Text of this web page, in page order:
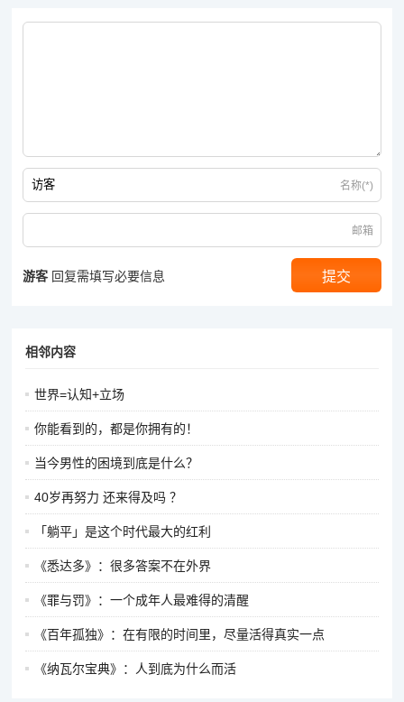
名称(*)
邮箱
游客 回复需填写必要信息
相邻内容
世界=认知+立场
你能看到的，都是你拥有的！
当今男性的困境到底是什么？
40岁再努力 还来得及吗 ？
「躺平」是这个时代最大的红利
《悉达多》：很多答案不在外界
《罪与罚》：一个成年人最难得的清醒
《百年孤独》：在有限的时间里，尽量活得真实一点
《纳瓦尔宝典》：人到底为什么而活